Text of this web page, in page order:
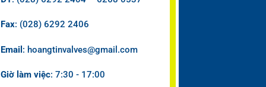
Fax: (028) 6292 2406
Email : hoangtinvalves@gmail.com
Giờ làm việc: 7:30 - 17:00